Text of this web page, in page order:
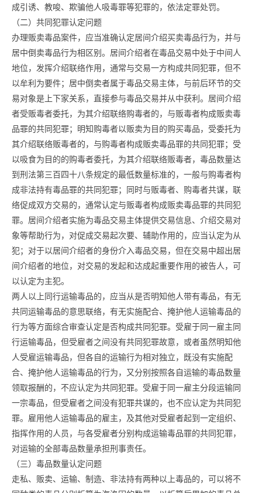
成引诱、教唆、欺骗他人吸毒罪等犯罪的，依法定罪处罚。
（二）共同犯罪认定问题
办理贩卖毒品案件，应当准确认定居间介绍买卖毒品行为，并与
居中倒卖毒品行为相区别。居间介绍者在毒品交易中处于中间人
地位，发挥介绍联络作用，通常与交易一方构成共同犯罪，但不
以牟利为要件；居中倒卖者属于毒品交易主体，与前后环节的交
易对象是上下家关系，直接参与毒品交易并从中获利。居间介绍
者受贩毒者委托，为其介绍联络购毒者的，与贩毒者构成贩卖毒
品罪的共同犯罪；明知购毒者以贩卖为目的购买毒品，受委托为
其介绍联络贩毒者的，与购毒者构成贩卖毒品罪的共同犯罪；受
以吸食为目的的购毒者委托，为其介绍联络贩毒者，毒品数量达
到刑法第三百四十八条规定的最低数量标准的，一般与购毒者构
成非法持有毒品罪的共同犯罪；同时与贩毒者、购毒者共谋，联
络促成双方交易的，通常认定与贩毒者构成贩卖毒品罪的共同犯
罪。居间介绍者实施为毒品交易主体提供交易信息、介绍交易对
象等帮助行为，对促成交易起次要、辅助作用的，应当认定为从
犯；对于以居间介绍者的身份介入毒品交易，但在交易中超出居
间介绍者的地位，对交易的发起和达成起重要作用的被告人，可
以认定为主犯。
两人以上同行运输毒品的，应当从是否明知他人带有毒品，有无
共同运输毒品的意思联络，有无实施配合、掩护他人运输毒品的
行为等方面综合审查认定是否构成共同犯罪。受雇于同一雇主同
行运输毒品，但受雇者之间没有共同犯罪故意，或者虽然明知他
人受雇运输毒品，但各自的运输行为相对独立，既没有实施配
合、掩护他人运输毒品的行为，又分别按照各自运输的毒品数量
领取报酬的，不应认定为共同犯罪。受雇于同一雇主分段运输同
一宗毒品，但受雇者之间没有犯罪共谋的，也不应认定为共同犯
罪。雇用他人运输毒品的雇主，及其他对受雇者起到一定组织、
指挥作用的人员，与各受雇者分别构成运输毒品罪的共同犯罪，
对运输的全部毒品数量承担刑事责任。
（三）毒品数量认定问题
走私、贩卖、运输、制造、非法持有两种以上毒品的，可以将不